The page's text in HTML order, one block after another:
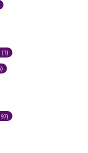
(1)